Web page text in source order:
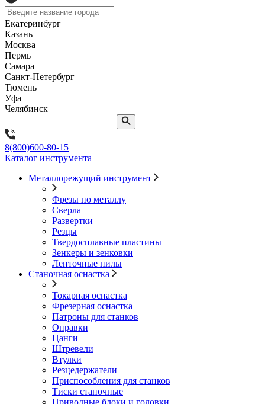
Екатеринбург
Казань
Москва
Пермь
Самара
Санкт-Петербург
Тюмень
Уфа
Челябинск
8(800)600-80-15
Каталог инструмента
Металлорежущий инструмент
Фрезы по металлу
Сверла
Развертки
Резцы
Твердосплавные пластины
Зенкеры и зенковки
Ленточные пилы
Станочная оснастка
Токарная оснастка
Фрезерная оснастка
Патроны для станков
Оправки
Цанги
Штревели
Втулки
Резцедержатели
Приспособления для станков
Тиски станочные
Приводные блоки и головки